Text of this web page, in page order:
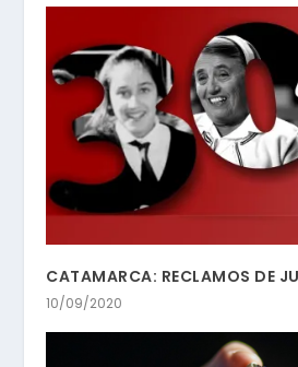
CATAMARCA: RECLAMOS DE
10/09/2020